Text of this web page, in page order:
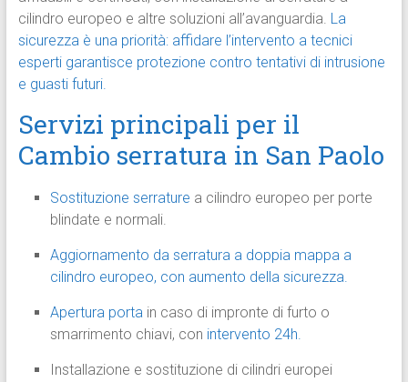
cilindro europeo e altre soluzioni all’avanguardia. La
sicurezza è una priorità: affidare l’intervento a tecnici
esperti garantisce protezione contro tentativi di intrusione
e guasti futuri.
Servizi principali per il
Cambio serratura in San Paolo
Sostituzione serrature a cilindro europeo per porte
blindate e normali.
Aggiornamento da serratura a doppia mappa a
cilindro europeo, con aumento della sicurezza.
Apertura portain caso di impronte di furto o
smarrimento chiavi, con intervento 24h.
Installazione e sostituzione di cilindri europei